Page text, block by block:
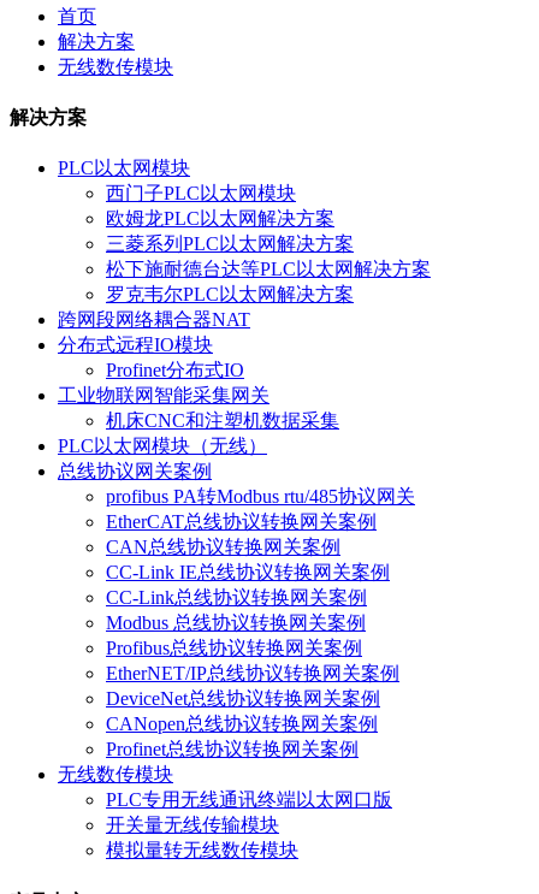
首页
解决方案
无线数传模块
解决方案
PLC以太网模块
西门子PLC以太网模块
欧姆龙PLC以太网解决方案
三菱系列PLC以太网解决方案
松下施耐德台达等PLC以太网解决方案
罗克韦尔PLC以太网解决方案
跨网段网络耦合器NAT
分布式远程IO模块
Profinet分布式IO
工业物联网智能采集网关
机床CNC和注塑机数据采集
PLC以太网模块（无线）
总线协议网关案例
profibus PA转Modbus rtu/485协议网关
EtherCAT总线协议转换网关案例
CAN总线协议转换网关案例
CC-Link IE总线协议转换网关案例
CC-Link总线协议转换网关案例
Modbus 总线协议转换网关案例
Profibus总线协议转换网关案例
EtherNET/IP总线协议转换网关案例
DeviceNet总线协议转换网关案例
CANopen总线协议转换网关案例
Profinet总线协议转换网关案例
无线数传模块
PLC专用无线通讯终端以太网口版
开关量无线传输模块
模拟量转无线数传模块